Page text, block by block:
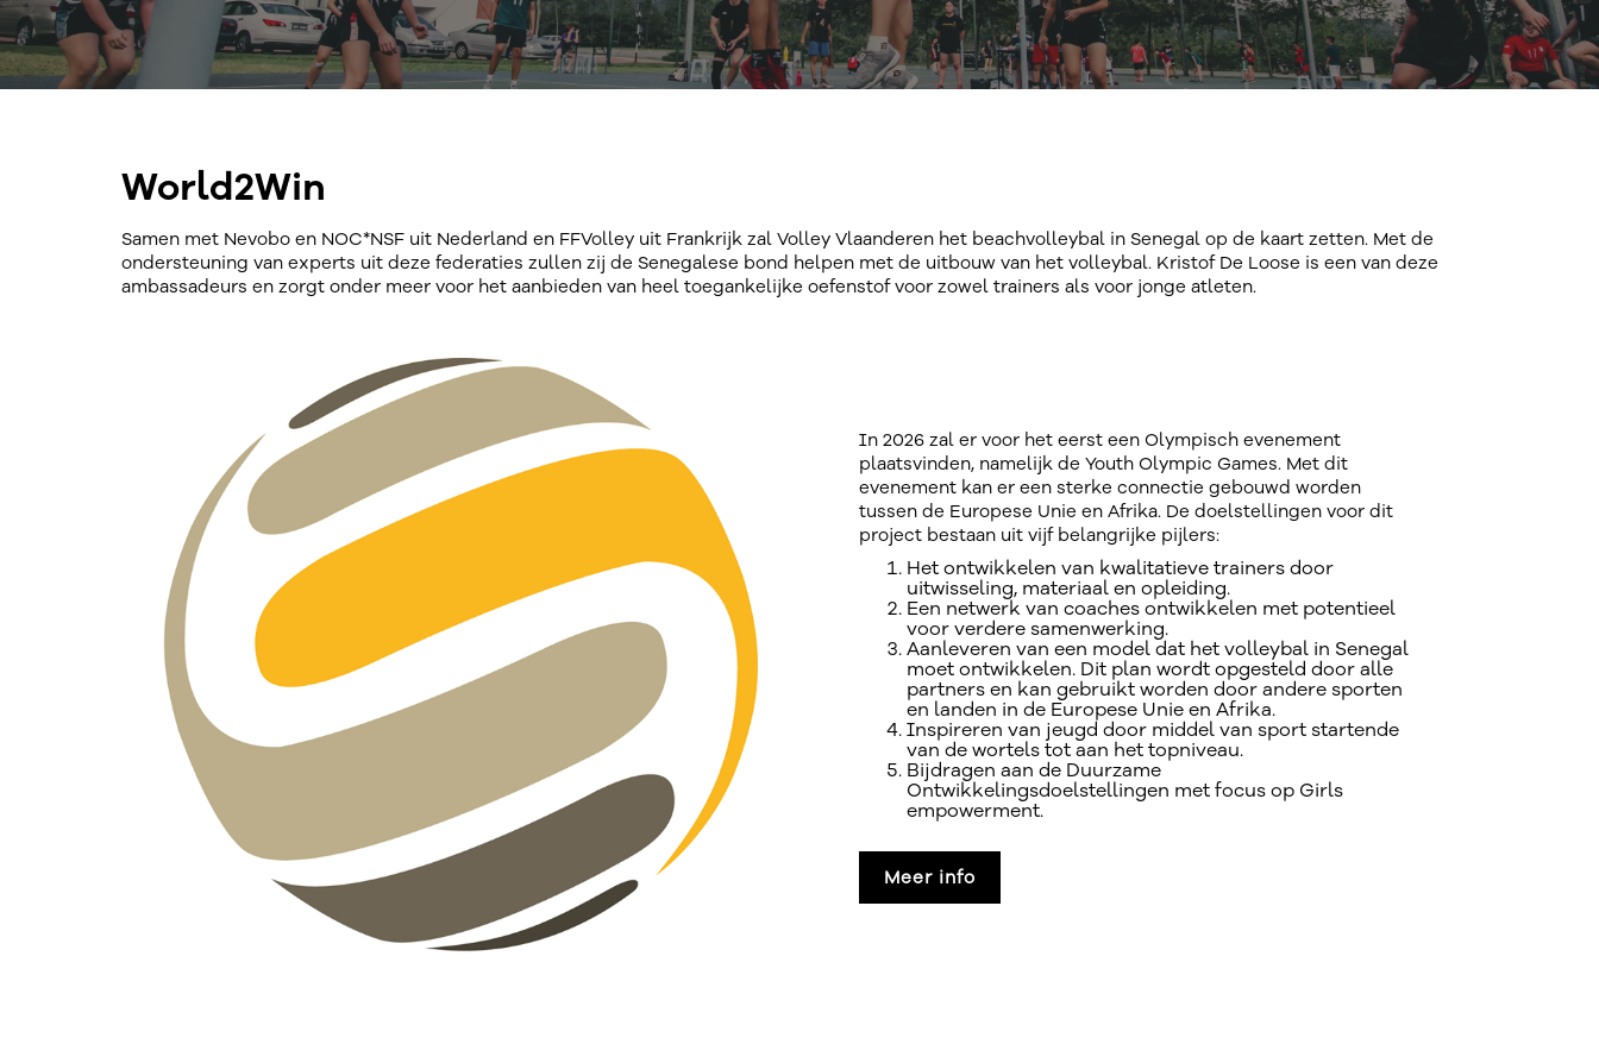
World2Win
Samen met Nevobo en NOC*NSF uit Nederland en FFVolley uit Frankrijk zal Volley Vlaanderen het beachvolleybal in Senegal op de kaart zetten. Met de
ondersteuning van experts uit deze federaties zullen zij de Senegalese bond helpen met de uitbouw van het volleybal. Kristof De Loose is een van deze
ambassadeurs en zorgt onder meer voor het aanbieden van heel toegankelijke oefenstof voor zowel trainers als voor jonge atleten.
In 2026 zal er voor het eerst een Olympisch evenement
plaatsvinden, namelijk de Youth Olympic Games. Met dit
evenement kan er een sterke connectie gebouwd worden
tussen de Europese Unie en Afrika. De doelstellingen voor dit
project bestaan uit vijf belangrijke pijlers:
Het ontwikkelen van kwalitatieve trainers door
uitwisseling, materiaal en opleiding.
Een netwerk van coaches ontwikkelen met potentieel
voor verdere samenwerking.
Aanleveren van een model dat het volleybal in Senegal
moet ontwikkelen. Dit plan wordt opgesteld door alle
partners en kan gebruikt worden door andere sporten
en landen in de Europese Unie en Afrika.
Inspireren van jeugd door middel van sport startende
van de wortels tot aan het topniveau.
Bijdragen aan de Duurzame
Ontwikkelingsdoelstellingen met focus op Girls
empowerment.
Meer info